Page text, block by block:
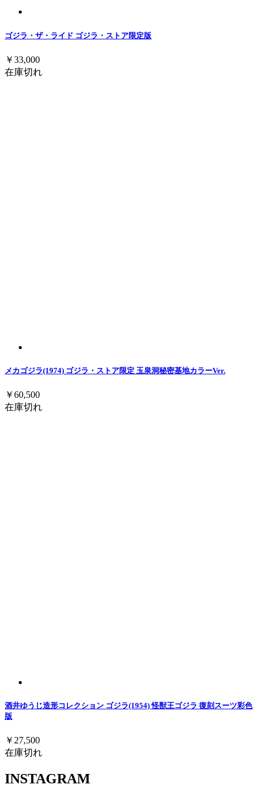
ゴジラ・ザ・ライド ゴジラ・ストア限定版
￥33,000
在庫切れ
メカゴジラ(1974) ゴジラ・ストア限定 玉泉洞秘密基地カラーVer.
￥60,500
在庫切れ
酒井ゆうじ造形コレクション ゴジラ(1954) 怪獣王ゴジラ 復刻スーツ彩色
版
￥27,500
在庫切れ
INSTAGRAM